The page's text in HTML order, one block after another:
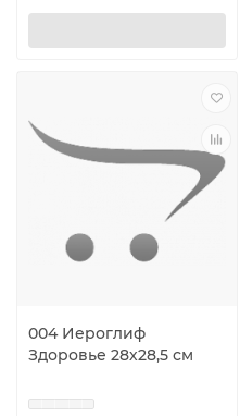
004 Иероглиф
Здоровье 28х28,5 см